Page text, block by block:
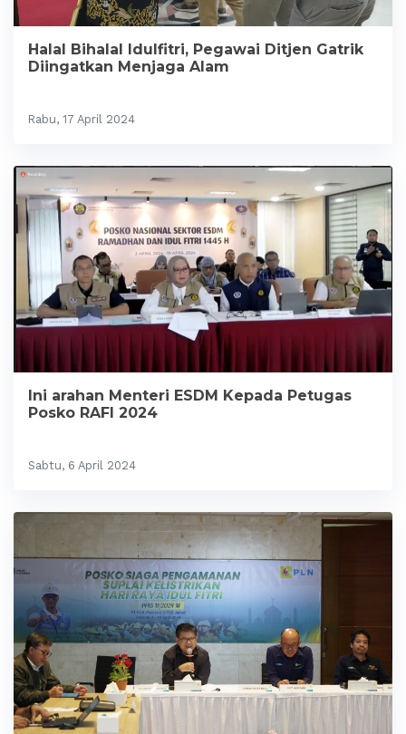
Halal Bihalal Idulfitri, Pegawai Ditjen Gatrik
Diingatkan Menjaga Alam
Rabu, 17 April 2024
Ini arahan Menteri ESDM Kepada Petugas
Posko RAFI 2024
Sabtu, 6 April 2024